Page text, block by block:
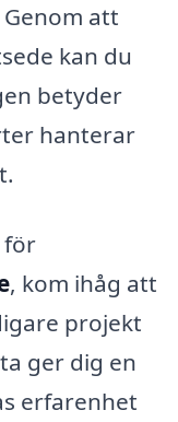
att
kan du
betyder
hanterar
för
, kom ihåg att
projekt
ger dig en
erfarenhet